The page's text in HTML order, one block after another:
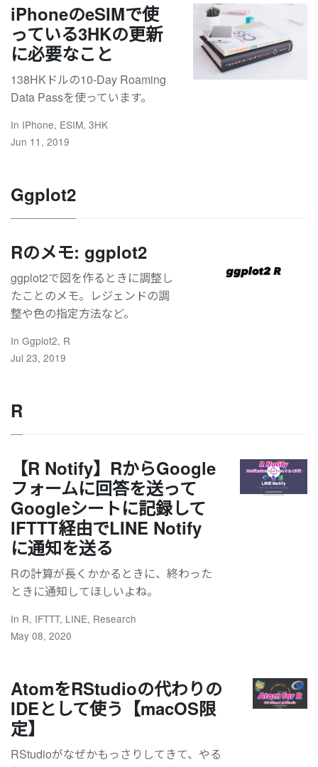
iPhoneのeSIMで使
っている3HKの更新
に必要なこと
138HKドルの10-Day Roaming
Data Passを使っています。
In IPhone, ESIM, 3HK
Jun 11, 2019
Ggplot2
Rのメモ: ggplot2
ggplot2で図を作るときに調整し
たことのメモ。レジェンドの調
整や色の指定方法など。
In Ggplot2, R
Jul 23, 2019
R
【R Notify】RからGoogle
フォームに回答を送って
Googleシートに記録して
IFTTT経由でLINE Notify
に通知を送る
Rの計算が長くかかるときに、終わった
ときに通知してほしいよね。
In R, IFTTT, LINE, Research
May 08, 2020
AtomをRStudioの代わりの
IDEとして使う【macOS限
定】
RStudioがなぜかもっさりしてきて、やる